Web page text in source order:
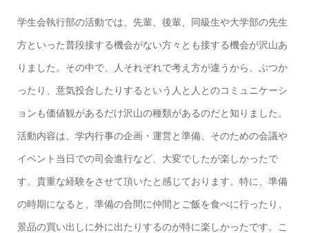
学生会執行部の活動では、先輩、後輩、同級生や大学部の先生
方といった普段接する機会がない方々とも接する機会が沢山あ
りました。その中で、人それぞれで考え方が違うから、ぶつか
ったり、意気投合したりするという人と人とのコミュニケーシ
ョンも価値観があるだけ沢山の種類があるのだと知りました。
活動内容は、学内行事の企画・運営と準備、そのための会議や
イベント当日での司会進行など、大変でしたが楽しかったで
す。貴重な経験をさせて頂いたと感じております。特に、準備
の時期になると、準備の合間に仲間とご飯を食べに行ったり、
景品の買い出しに外に出たりするのが特に楽しかったです。こ